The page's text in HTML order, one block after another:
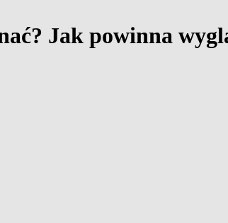
Jak powinna